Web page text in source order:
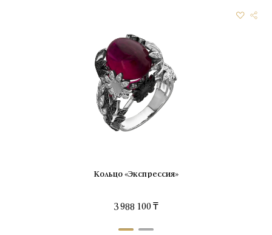
Кольцо «Экспрессия»
3 988 100 ₸